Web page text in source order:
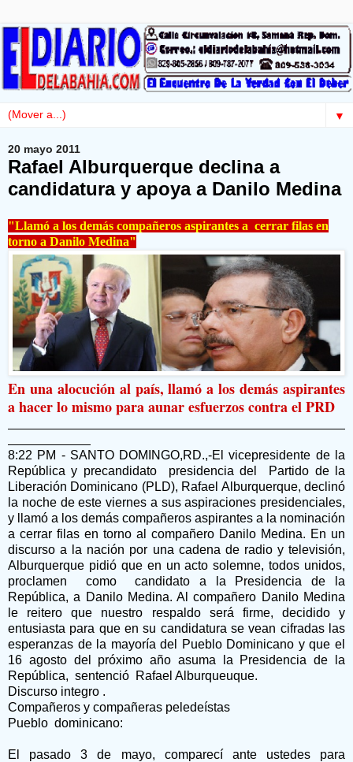
▼
20 mayo 2011
Rafael Alburquerque declina a
candidatura y apoya a Danilo Medina
"Llamó a los demás compañeros aspirantes a cerrar filas en
torno a Danilo Medina"
En una alocución al país, llamó a los demás aspirantes
a hacer lo mismo para aunar esfuerzos contra el PRD
8:22 PM - SANTO DOMINGO,RD.,-El vicepresidente de la
República y precandidato presidencia del Partido de la
Liberación Dominicano (PLD), Rafael Alburquerque, declinó
la noche de este viernes a sus aspiraciones presidenciales,
y llamó a los demás compañeros aspirantes a la nominación
a cerrar filas en torno al compañero Danilo Medina. En un
discurso a la nación por una cadena de radio y televisión,
Alburquerque pidió que en un acto solemne, todos unidos,
proclamen como candidato a la Presidencia de la
República, a Danilo Medina. Al compañero Danilo Medina
le reitero que nuestro respaldo será firme, decidido y
entusiasta para que en su candidatura se vean cifradas las
esperanzas de la mayoría del Pueblo Dominicano y que el
16 agosto del próximo año asuma la Presidencia de la
República, sentenció Rafael Alburqueuque.
Discurso integro .
Compañeros y compañeras peledeístas
Pueblo dominicano:
El pasado 3 de mayo, comparecí ante ustedes para